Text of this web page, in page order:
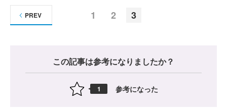
1 2 3
PREV
この記事は参考になりましたか？
1 参考になった